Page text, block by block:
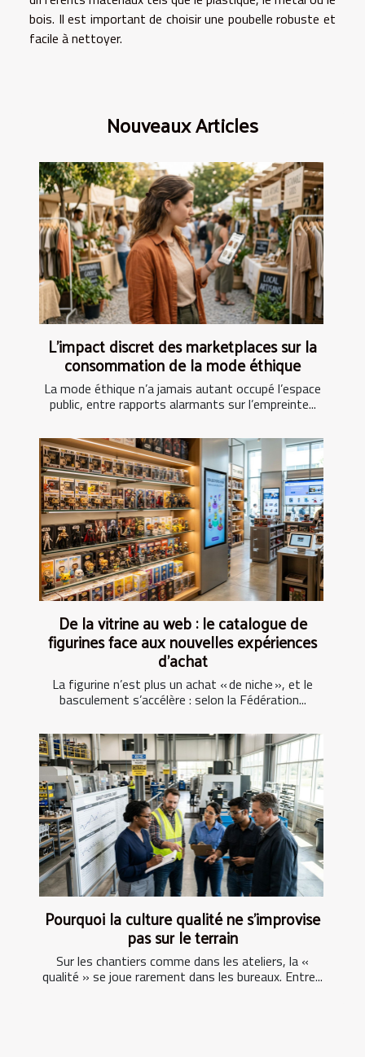
bois. Il est important de choisir une poubelle robuste et
facile à nettoyer.
Nouveaux Articles
L’impact discret des marketplaces sur la
consommation de la mode éthique
La mode éthique n’a jamais autant occupé l’espace
public, entre rapports alarmants sur l’empreinte...
De la vitrine au web : le catalogue de
figurines face aux nouvelles expériences
d’achat
La figurine n’est plus un achat « de niche », et le
basculement s’accélère : selon la Fédération...
Pourquoi la culture qualité ne s’improvise
pas sur le terrain
Sur les chantiers comme dans les ateliers, la «
qualité » se joue rarement dans les bureaux. Entre...